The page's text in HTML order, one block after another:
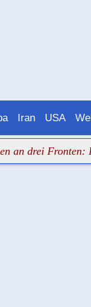
Iran USA
Fronten: Israel